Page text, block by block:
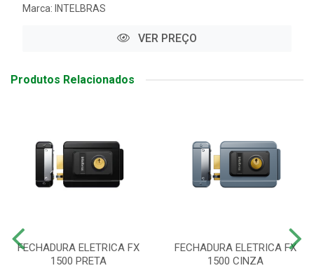
Marca: INTELBRAS
VER PREÇO
Produtos Relacionados
FECHADURA ELETRICA FX
1500 PRETA
FECHADURA ELETRICA FX
1500 CINZA